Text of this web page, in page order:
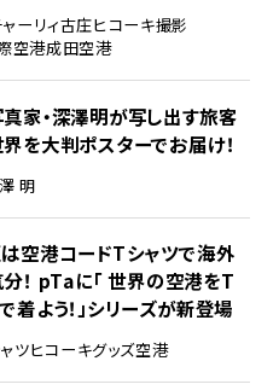
ーリィ古庄ヒコーキ撮影
空港成田空港
家・深澤明が写し出す旅客
を大判ポスターでお届け！
明
空港コードTシャツで海外
！ pTaに「 世界の空港をT
着よう！」シリーズが新登場
ツヒコーキグッズ空港